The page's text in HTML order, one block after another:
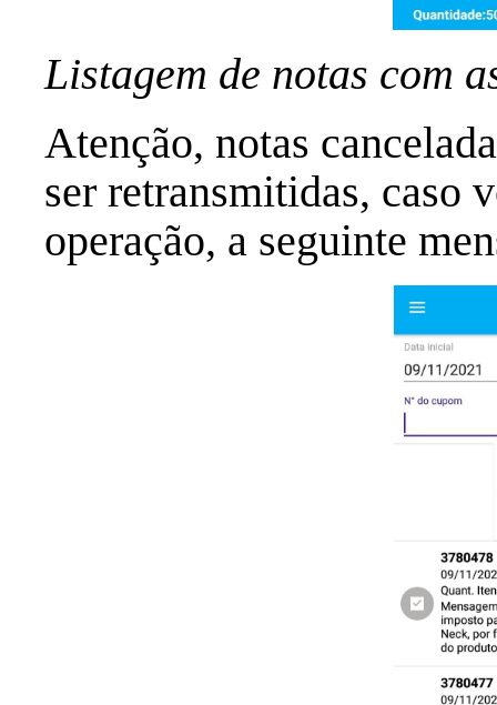
Listagem de notas com
Atenção, notas
ser retransmitidas, caso
operação, a seguinte